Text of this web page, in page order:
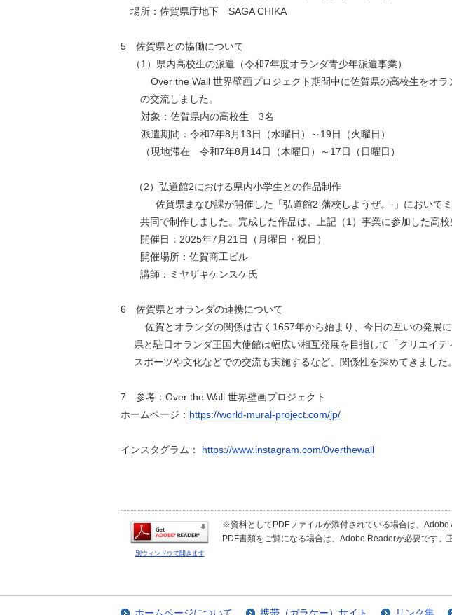
場所：佐賀県庁地下 SAGA CHIKA
5 佐賀県との協働について
（1）県内高校生の派遣（令和7年度オランダ青少年派遣事業）
Over the Wall 世界壁画プロジェクト期間中に佐賀県の⾼校⽣をオ
の交流しました。
対象：佐賀県内の高校生 3名
派遣期間：令和7年8月13日（水曜日）～19日（火曜日）
（現地滞在 令和7年8月14日（木曜日）～17日（日曜日）
（2）弘道館2における県内小学生との作品制作
佐賀県まなび課が開催した「弘道館2-藩校しようぜ。-」において
共同で制作しました。完成した作品は、上記（1）事業に参加した高
開催日：2025年7月21日（月曜日・祝日）
開催場所：佐賀商工ビル
講師：ミヤザキケンスケ氏
6 佐賀県とオランダの連携について
佐賀とオランダの関係は古く1657年から始まり、今日の互いの発展
県と駐日オランダ王国大使館は幅広い相互発展を目指して「クリエイ
スポーツや文化などでの交流も実施するなど、関係性を深めてきました。
7 参考：Over the Wall 世界壁画プロジェクト
ホームページ： https://world-mural-project.com/jp/
インスタグラム： https://www.instagram.com/0verthewall
別ウィンドウで開きます
※資料としてPDFファイルが添付されている場合は、Adobe
PDF書類をご覧になる場合は、Adobe Readerが必要です。